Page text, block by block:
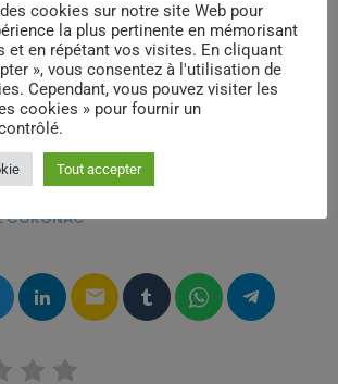
CORGNAC
email
cookies sur notre site Web pour
la plus pertinente en mémorisant
et en répétant vos visites. En cliquant
», vous consentez à l'utilisation de
Cependant, vous pouvez visiter les
cookies » pour fournir un
Tout accepter